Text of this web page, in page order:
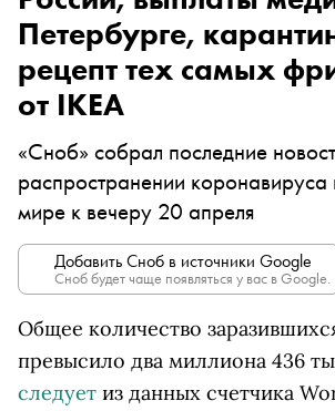
Петербурге,
рецепт тех самых
от IKEA
«Сноб» собрал последние
распространении коронавируса
мире к вечеру 20 апреля
Добавить Сноб в источники Google
Сноб будет чаще появляться у вас в Google.
Общее количество
превысило два миллиона 436
следует из данных счетчика